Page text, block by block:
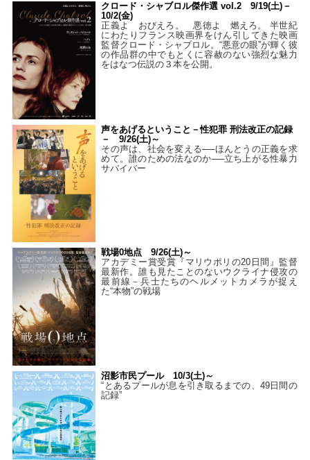
クロード・シャブロル傑作選 vol.2 9/19(土)－
10/2(金)
正義よ おびえろ。 悪徳よ 燃えろ。 半世紀
にわたりフランス映画界をけん引してきた映画
監督クロード・シャブロル。“悪意の眼”が輝く彼
の作品群の中でもとくに容赦のない強烈な魅力
をはなつ伝説の３本を公開。
声をあげるということ－性犯罪 刑法改正の記録
－ 9/26(土)～
その声は、社会を変える──ほんとうの正義を求
めて。誰のための法なのか──立ち上がる性暴力
サバイバー
戦場0地点 9/26(土)～
アカデミー賞受賞『マリウポリの20日間』監督
最新作。誰も見たことのないウクライナ侵攻の
最前線－兵士たちのヘルメットカメラが捉え
た“本物”の戦場
沼影市民プール 10/3(土)～
“とあるプールが息を引き取るまでの、49日間の
記録”